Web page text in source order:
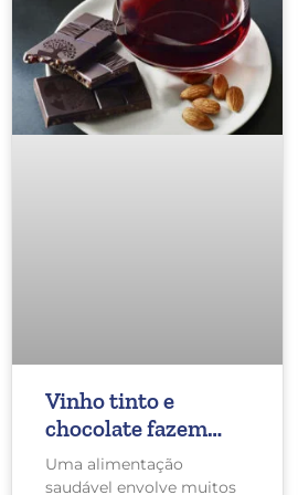
Vinho tinto e
chocolate fazem
bem para a saúde?
Uma alimentação
saudável envolve muitos